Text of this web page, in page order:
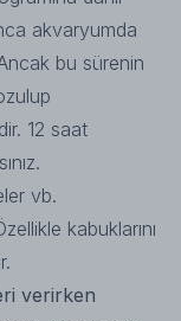
akvaryumda
bu sürenin
12 saat
vb.
kabuklarını
verirken